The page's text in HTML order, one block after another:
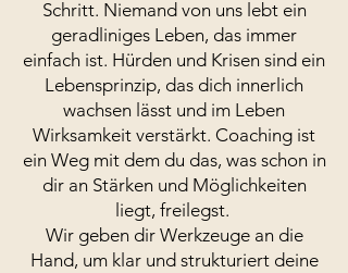
Schritt. Niemand von uns lebt ein
geradliniges Leben, das immer
einfach ist. Hürden und Krisen sind ein
Lebensprinzip, das dich innerlich
wachsen lässt und im Leben
Wirksamkeit verstärkt. Coaching ist
ein Weg mit dem du das, was schon in
dir an Stärken und Möglichkeiten
liegt, freilegst.
Wir geben dir Werkzeuge an die
Hand, um klar und strukturiert deine